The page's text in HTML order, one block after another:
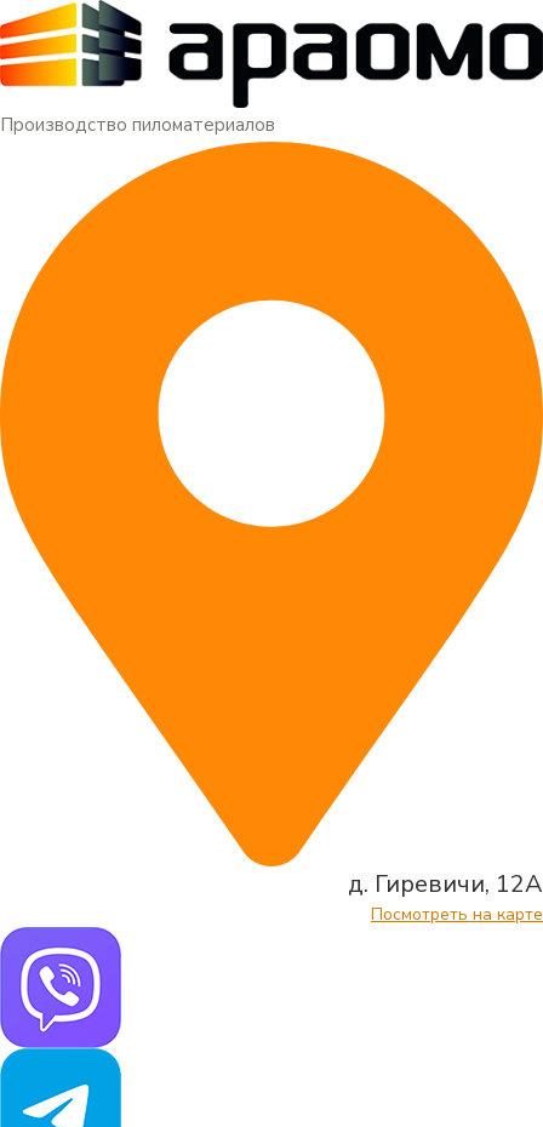
Производство пиломатериалов
д. Гиревичи, 12А
Посмотреть на карте
Меню
Перейти
к
содержимому